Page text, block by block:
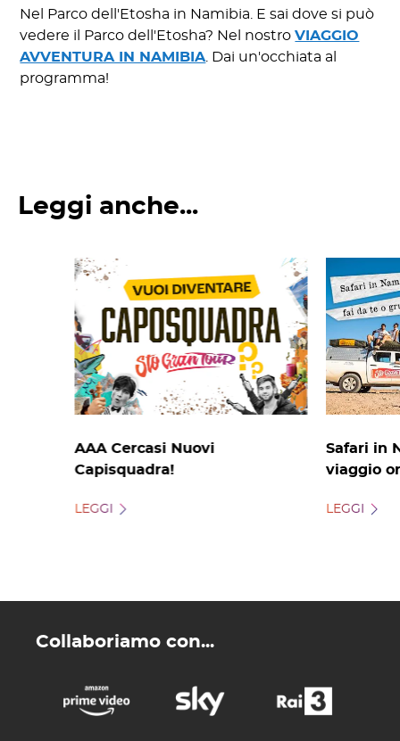
Nel Parco dell'Etosha in Namibia. E sai dove si può
vedere il Parco dell'Etosha? Nel nostroVIAGGIO
AVVENTURA IN NAMIBIA . Dai un'occhiata al
programma!
Leggi anche...
AAA Cercasi Nuovi
Capisquadra!
LEGGI
Safari in
viaggio
LEGGI
Collaboriamo con...